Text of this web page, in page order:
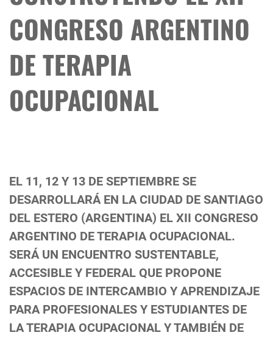
CONGRESO ARGENTINO
DE TERAPIA
OCUPACIONAL
EL 11, 12 Y 13 DE SEPTIEMBRE SE
DESARROLLARÁ EN LA CIUDAD DE SANTIAGO
DEL ESTERO (ARGENTINA) EL XII CONGRESO
ARGENTINO DE TERAPIA OCUPACIONAL.
SERÁ UN ENCUENTRO SUSTENTABLE,
ACCESIBLE Y FEDERAL QUE PROPONE
ESPACIOS DE INTERCAMBIO Y APRENDIZAJE
PARA PROFESIONALES Y ESTUDIANTES DE
LA TERAPIA OCUPACIONAL Y TAMBIÉN DE